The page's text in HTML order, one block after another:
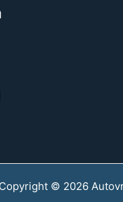
Copyright © 2026